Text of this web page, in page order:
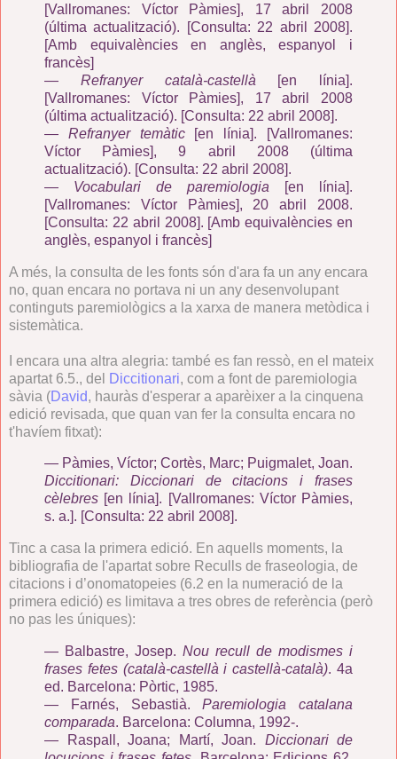
[Vallromanes: Víctor Pàmies], 17 abril 2008
(últimaactualització).
[Consulta: 22 abril 2008].
[Amb equivalències en anglès, espanyol i
francès]
— Refranyer català-castellà [en línia].
[Vallromanes: Víctor Pàmies], 17 abril 2008
(última actualització). [Consulta: 22 abril 2008].
— Refranyer temàtic[en línia]. [Vallromanes:
Víctor Pàmies], 9 abril 2008 (última
actualització). [Consulta: 22 abril 2008].
— Vocabulari de paremiologia [en línia].
[Vallromanes: Víctor Pàmies], 20 abril 2008.
[Consulta: 22 abril 2008]. [Amb equivalències en
anglès, espanyol i francès]
A més, la consulta de les fonts són d'ara fa un any encara
no, quan encara no portava ni un any desenvolupant
continguts paremiològics a la xarxa de manera metòdica i
sistemàtica.
I encara una altra alegria: també es fan ressò, en el mateix
apartat 6.5., del
Diccitionari, com a font de paremiologia
sàvia (David, hauràs d'esperar a aparèixer a la cinquena
edició revisada, que quan van fer la consulta encara no
t'havíem fitxat):
— Pàmies, Víctor; Cortès, Marc; Puigmalet, Joan.
Diccitionari: Diccionari de citacions i frases
cèlebres [en línia]. [Vallromanes: Víctor Pàmies,
s. a.]. [Consulta: 22 abril 2008].
Tinc a casa la primera edició. En aquells moments, la
bibliografia de l'apartat sobre Reculls de fraseologia, de
citacions i d’onomatopeies (6.2 en la numeració de la
primera edició) es limitava a tres obres de referència (però
no pas les úniques):
— Balbastre, Josep. Nou recull de modismes i
frases fetes (català-castellà i castellà-català). 4a
ed. Barcelona: Pòrtic, 1985.
—
Farnés, Sebastià.Paremiologia catalana
comparada. Barcelona: Columna, 1992-.
—
Raspall, Joana; Martí, Joan. Diccionari de